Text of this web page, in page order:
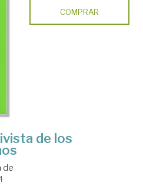
COMPRAR
de los
de